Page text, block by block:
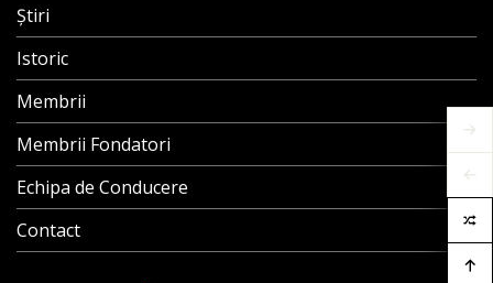
Știri
Istoric
Membrii
Membrii Fondatori
Echipa de Conducere
Contact